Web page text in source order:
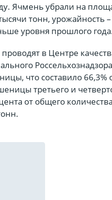
Ячмень убрали на
тонн, урожайность –
уровня прошлого
в Центре
что составило 66,3%
третьего и
от общего